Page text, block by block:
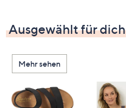
Ausgewählt für dich
Mehr sehen